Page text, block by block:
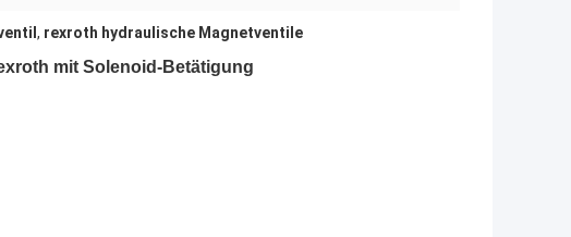
, rexroth hydraulische Magnetventile
mit Solenoid-Betätigung